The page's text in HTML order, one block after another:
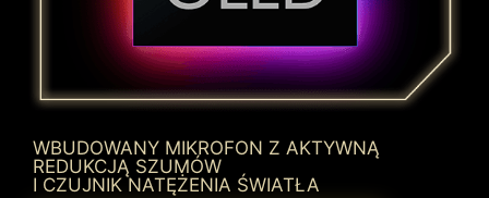
WBUDOWANY MIKROFON Z AKTYWNĄ
REDUKCJĄ SZUMÓW
I CZUJNIK NATĘŻENIA ŚWIATŁA